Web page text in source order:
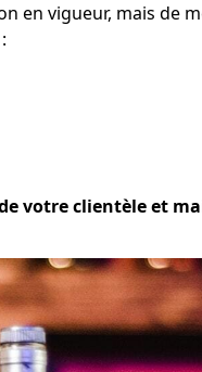
en vigueur, mais de
votre clientèle et